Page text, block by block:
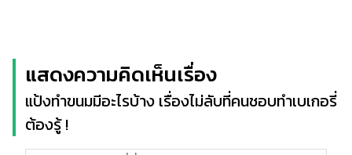
แสดงความคิดเห็นเรื่อง
แป้งทำขนมมีอะไรบ้าง เรื่องไม่ลับที่คนชอบทำเบเกอรี่
ต้องรู้ !